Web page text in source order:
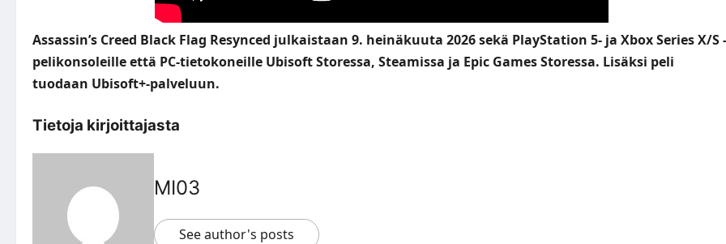
Assassin’s Creed Black Flag Resynced julkaistaan 9. heinäkuuta 2026 sekä PlayStation 5- ja Xbox Series X/S -
pelikonsoleille että PC-tietokoneille Ubisoft Storessa, Steamissa ja Epic Games Storessa. Lisäksi peli
tuodaan Ubisoft+-palveluun.
Tietoja kirjoittajasta
MI03
See author's posts